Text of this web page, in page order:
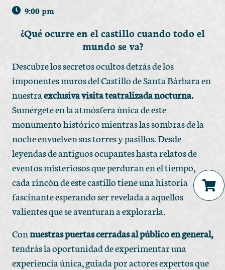
9:00 pm
¿Qué ocurre en el castillo cuando todo el
mundo se va?
Descubre los secretos ocultos detrás de los
imponentes muros del Castillo de Santa Bárbara en
nuestraexclusiva visita teatralizada nocturna.
Sumérgete en la atmósfera única de este
monumento histórico mientras las sombras de la
noche envuelven sus torres y pasillos. Desde
leyendas de antiguos ocupantes hasta relatos de
eventos misteriosos que perduran en el tiempo,
cada rincón de este castillo tiene una historia
fascinante esperando ser revelada a aquellos
valientes que se aventuran a explorarla.
Connuestras puertas cerradas al público en general,
tendrás la oportunidad de experimentar una
experiencia única, guiada por actores expertos que